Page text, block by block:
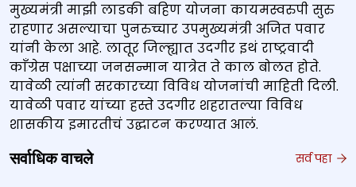
मुख्यमंत्री माझी लाडकी बहिण योजना कायमस्वरुपी सुरु
राहणार असल्याचा पुनरुच्चार उपमुख्यमंत्री अजित पवार
यांनी केला आहे. लातूर जिल्ह्यात उदगीर इथं राष्ट्रवादी
काँग्रेस पक्षाच्या जनसन्मान यात्रेत ते काल बोलत होते.
यावेळी त्यांनी सरकारच्या विविध योजनांची माहिती दिली.
यावेळी पवार यांच्या हस्ते उदगीर शहरातल्या विविध
शासकीय इमारतीचं उद्घाटन करण्यात आलं.
सर्वाधिक वाचले सर्व पहा